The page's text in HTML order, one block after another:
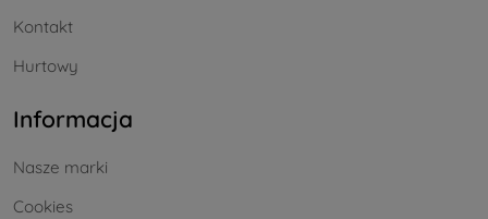
Kontakt
Hurtowy
Informacja
Nasze marki
Cookies